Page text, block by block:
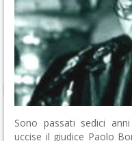
Sono passati sedici
uccise il giudice Paolo